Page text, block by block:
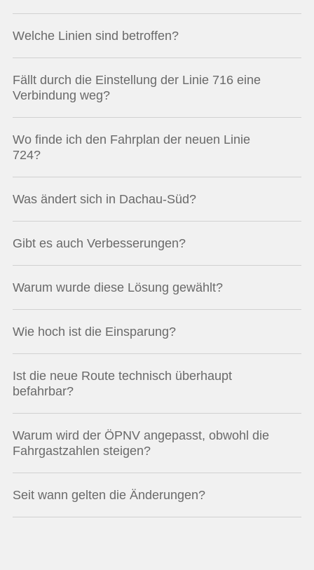
Welche Linien sind betroffen?
Fällt durch die Einstellung der Linie 716 eine
Verbindung weg?
Wo finde ich den Fahrplan der neuen Linie
724?
Was ändert sich in Dachau-Süd?
Gibt es auch Verbesserungen?
Warum wurde diese Lösung gewählt?
Wie hoch ist die Einsparung?
Ist die neue Route technisch überhaupt
befahrbar?
Warum wird der ÖPNV angepasst, obwohl die
Fahrgastzahlen steigen?
Seit wann gelten die Änderungen?